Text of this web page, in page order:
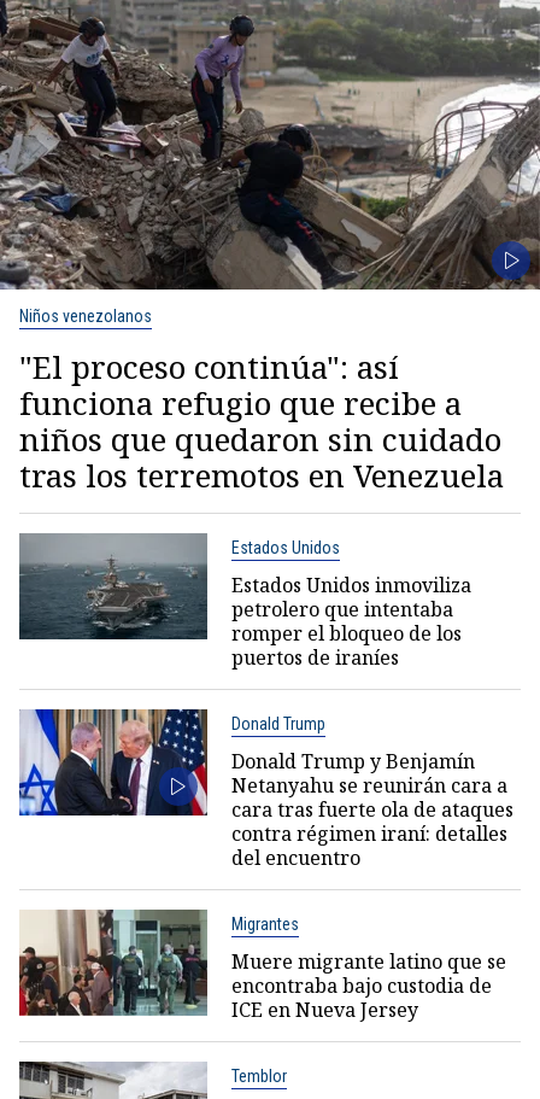
Niños venezolanos
"El proceso continúa": así
funciona refugio que recibe a
niños que quedaron sin cuidado
tras los terremotos en Venezuela
Estados Unidos
Estados Unidos inmoviliza
petrolero que intentaba
romper el bloqueo de los
puertos de iraníes
Donald Trump
Donald Trump y Benjamín
Netanyahu se reunirán cara a
cara tras fuerte ola de ataques
contra régimen iraní: detalles
del encuentro
Migrantes
Muere migrante latino que se
encontraba bajo custodia de
ICE en Nueva Jersey
Temblor